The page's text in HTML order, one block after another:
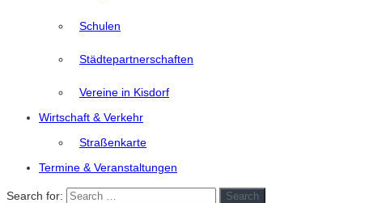
Schulen
Städtepartnerschaften
Vereine in Kisdorf
Wirtschaft & Verkehr
Straßenkarte
Termine & Veranstaltungen
Search for: Search